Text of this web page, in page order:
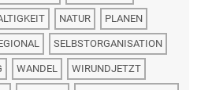
NATUR PLANEN
SELBSTORGANISATION
WANDEL WIRUNDJETZT